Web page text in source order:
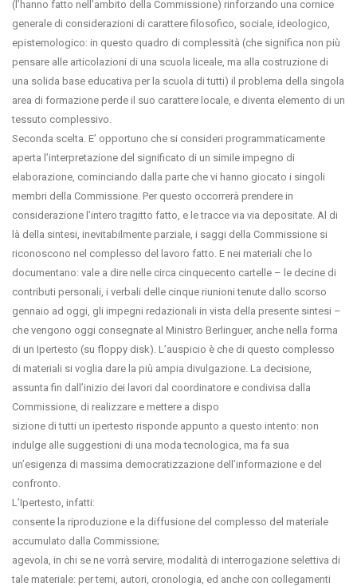
(l’hanno fatto nell’ambito della Commissione) rinforzando una cornice
generale di considerazioni di carattere filosofico, sociale, ideologico,
epistemologico: in questo quadro di complessità (che significa non più
pensare alle articolazioni di una scuola liceale, ma alla costruzione di
una solida base educativa per la scuola di tutti) il problema della singola
area di formazione perde il suo carattere locale, e diventa elemento di un
tessuto complessivo.
Seconda scelta. E’ opportuno che si consideri programmaticamente
aperta l’interpretazione del significato di un simile impegno di
elaborazione, cominciando dalla parte che vi hanno giocato i singoli
membri della Commissione. Per questo occorrerà prendere in
considerazione l’intero tragitto fatto, e le tracce via via depositate. Al di
là della sintesi, inevitabilmente parziale, i saggi della Commissione si
riconoscono nel complesso del lavoro fatto. E nei materiali che lo
documentano: vale a dire nelle circa cinquecento cartelle – le decine di
contributi personali, i verbali delle cinque riunioni tenute dallo scorso
gennaio ad oggi, gli impegni redazionali in vista della presente sintesi –
che vengono oggi consegnate al Ministro Berlinguer, anche nella forma
di un Ipertesto (su floppy disk). L’auspicio è che di questo complesso
di materiali si voglia dare la più ampia divulgazione. La decisione,
assunta fin dall’inizio dei lavori dal coordinatore e condivisa dalla
Commissione, di realizzare e mettere a dispo
sizione di tutti un ipertesto risponde appunto a questo intento: non
indulge alle suggestioni di una moda tecnologica, ma fa sua
un’esigenza di massima democratizzazione dell’informazione e del
confronto.
L’Ipertesto, infatti:
consente la riproduzione e la diffusione del complesso del materiale
accumulato dalla Commissione;
agevola, in chi se ne vorrà servire, modalità di interrogazione selettiva di
tale materiale: per temi, autori, cronologia, ed anche con collegamenti